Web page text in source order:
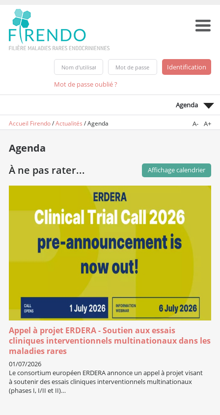
Mot de passe oublié ?
Agenda
Accueil Firendo/Actualités /Agenda A- A+
Agenda
À ne pas rater... Affichage calendrier
Appel à projet ERDERA - Soutien aux essais
cliniques interventionnels multinationaux dans les
maladies rares
01/07/2026
Le consortium européen ERDERA annonce un appel à projet visant
à soutenir des essais cliniques interventionnels multinationaux
(phases I, I/II et II)…